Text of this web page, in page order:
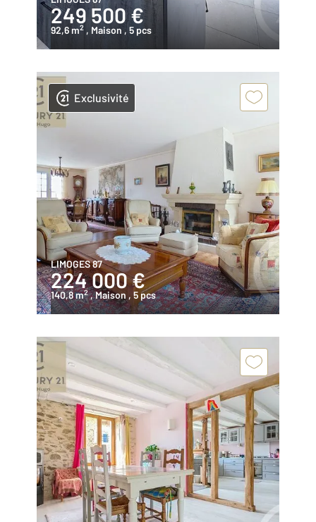
249 500 €
92,6 m2 , Maison , 5 pcs
Exclusivité
LIMOGES 87
224 000 €
140,8 m2 , Maison , 5 pcs